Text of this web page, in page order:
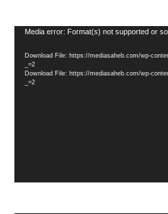
Video
Media error: Format(s) not supported or
Download File: https://mediasaheb.com/wp-
_=2
Download File: https://mediasaheb.com/wp-
_=2